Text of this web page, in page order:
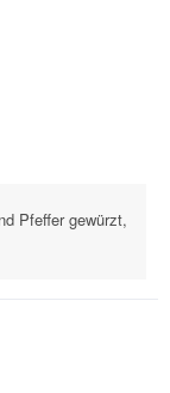
Pfeffer gewürzt,